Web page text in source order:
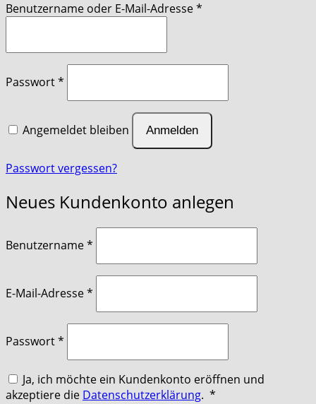
Benutzername oder E-Mail-Adresse*
Passwort*
Angemeldet bleiben Anmelden
Passwort vergessen?
Neues Kundenkonto anlegen
Benutzername*
E-Mail-Adresse*
Passwort*
Ja, ich möchte ein Kundenkonto eröffnen und
akzeptiere die Datenschutzerklärung. *